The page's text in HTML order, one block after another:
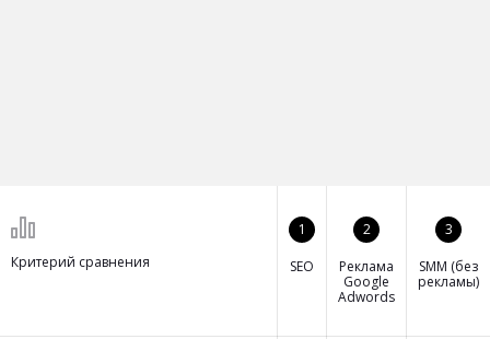
Критерий сравнения
1
SEO
2
Реклама
Google
Adwords
3
SMM (без
рекламы)